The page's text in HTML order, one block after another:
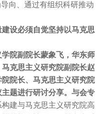
向、通过有组织科研推动
设必须自觉坚持以马克思
院副院长蒙象飞，华东师
克思主义研究院副院长赵
院长、马克思主义研究院
题进行研讨分享。与会专
建与马克思主义研究院高